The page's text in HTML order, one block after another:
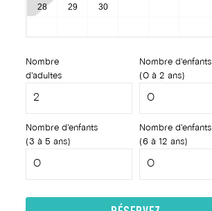
28
29 30
Nombre
d'adultes
Nombre d'enfants
(0 à 2 ans)
Nombre d'enfants
(3 à 5 ans)
Nombre d'enfants
(6 à 12 ans)